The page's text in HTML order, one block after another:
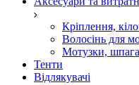
Кріплення,
Волосінь для
Мотузки,
Тенти
Відлякувачі